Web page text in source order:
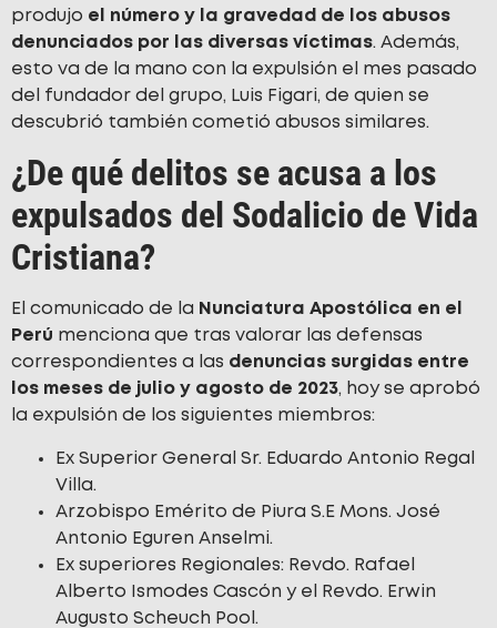
produjo el número y la gravedad de los abusos
denunciados por las diversas víctimas. Además,
esto va de la mano con la expulsión el mes pasado
del fundador del grupo, Luis Figari, de quien se
descubrió también cometió abusos similares.
¿De qué delitos se acusa a los
expulsados del Sodalicio de Vida
Cristiana?
El comunicado de la Nunciatura Apostólica en el
Perú menciona que tras valorar las defensas
correspondientes a las denuncias surgidas entre
los meses de julio y agosto de 2023, hoy se aprobó
la expulsión de los siguientes miembros:
Ex Superior General Sr. Eduardo Antonio Regal
Villa.
Arzobispo Emérito de Piura S.E Mons. José
Antonio Eguren Anselmi.
Ex superiores Regionales: Revdo. Rafael
Alberto Ismodes Cascón y el Revdo. Erwin
Augusto Scheuch Pool.